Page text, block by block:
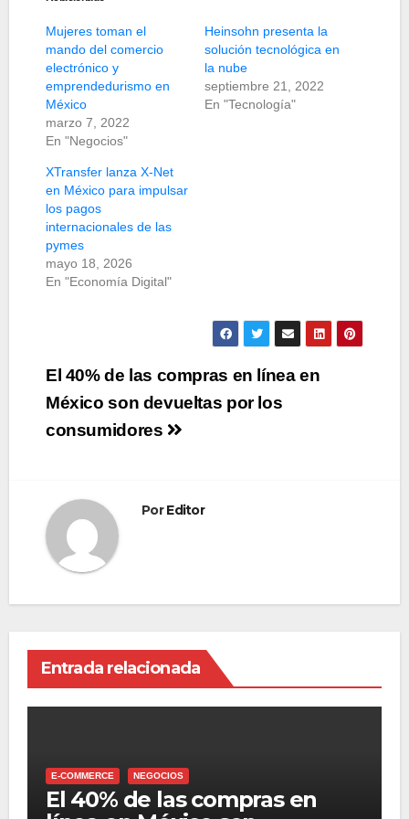
Mujeres toman el
mando del comercio
electrónico y
emprendedurismo en
México
marzo 7, 2022
En "Negocios"
Heinsohn presenta la
solución tecnológica en
la nube
septiembre 21, 2022
En "Tecnología"
XTransfer lanza X-Net
en México para impulsar
los pagos
internacionales de las
pymes
mayo 18, 2026
En "Economía Digital"
Navegación
de
entradas
El 40% de las compras en línea en
México son devueltas por los
consumidores
PorEditor
Entrada relacionada
E-COMMERCE NEGOCIOS
El 40% de las compras en